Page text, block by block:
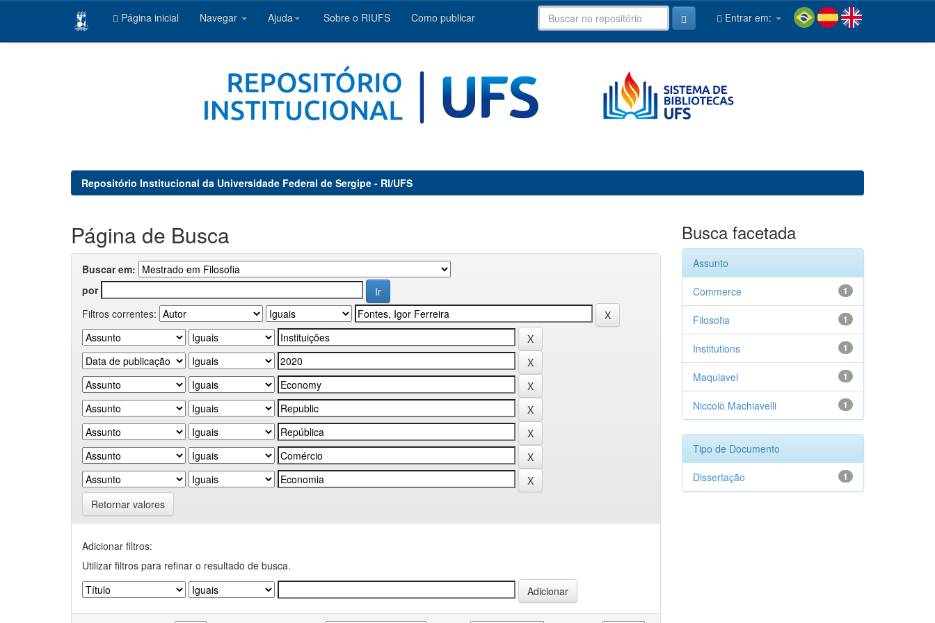
Página inicial Navegar Ajuda Sobre o RIUFS Como publicar Entrar em:
Repositório Institucional da Universidade Federal de Sergipe - RI/UFS
Página de Busca
Buscar em:
por
Filtros correntes:
Retornar valores
Adicionar filtros:
Utilizar filtros para refinar o resultado de busca.
Busca facetada
Assunto
1
Commerce
1
Filosofia
1
Institutions
1
Maquiavel
1
Niccolò Machiavelli
Tipo de Documento
1
Dissertação